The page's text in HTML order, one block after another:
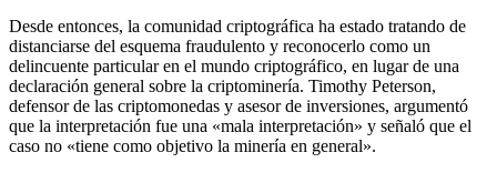
Desde entonces, la comunidad criptográfica ha estado tratando de
distanciarse del esquema fraudulento y reconocerlo como un
delincuente particular en el mundo criptográfico, en lugar de una
declaración general sobre la criptominería. Timothy Peterson,
defensor de las criptomonedas y asesor de inversiones, argumentó
que la interpretación fue una «mala interpretación» y señaló que el
caso no «tiene como objetivo la minería en general».